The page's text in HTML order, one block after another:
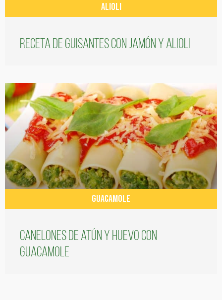
ALIOLI
Receta de guisantes con jamón y alioli
GUACAMOLE
Canelones de atún y huevo con
guacamole